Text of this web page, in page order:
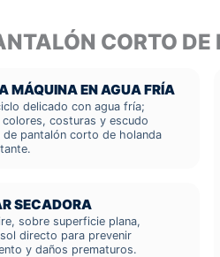
CORTO
MÁQUINA EN AGUA FRÍA
delicado con agua fría;
colores, costuras y escudo
de pantalón corto de holanda
SECADORA
sobre superficie plana,
directo para prevenir
y daños prematuros.